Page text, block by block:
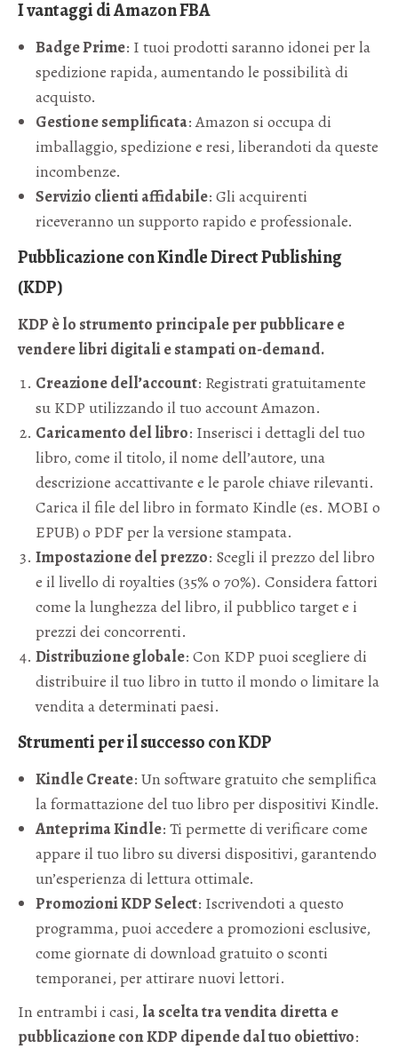
I vantaggi di Amazon FBA
Badge Prime: I tuoi prodotti saranno idonei per la
spedizione rapida, aumentando le possibilità di
acquisto.
Gestione semplificata: Amazon si occupa di
imballaggio, spedizione e resi, liberandoti da queste
incombenze.
Servizio clienti affidabile: Gli acquirenti
riceveranno un supporto rapido e professionale.
Pubblicazione con Kindle Direct Publishing
(KDP)
KDP è lo strumento principale per pubblicare e
vendere libri digitali e stampati on-demand.
Creazione dell’account: Registrati gratuitamente
su KDP utilizzando il tuo account Amazon.
Caricamento del libro: Inserisci i dettagli del tuo
libro, come il titolo, il nome dell’autore, una
descrizione accattivante e le parole chiave rilevanti.
Carica il file del libro in formato Kindle (es. MOBI o
EPUB) o PDF per la versione stampata.
Impostazione del prezzo: Scegli il prezzo del libro
e il livello di royalties (35% o 70%). Considera fattori
come la lunghezza del libro, il pubblico target e i
prezzi dei concorrenti.
Distribuzione globale: Con KDP puoi scegliere di
distribuire il tuo libro in tutto il mondo o limitare la
vendita a determinati paesi.
Strumenti per il successo con KDP
Kindle Create: Un software gratuito che semplifica
la formattazione del tuo libro per dispositivi Kindle.
Anteprima Kindle: Ti permette di verificare come
appare il tuo libro su diversi dispositivi, garantendo
un’esperienza di lettura ottimale.
Promozioni KDP Select: Iscrivendoti a questo
programma, puoi accedere a promozioni esclusive,
come giornate di download gratuito o sconti
temporanei, per attirare nuovi lettori.
In entrambi i casi, la scelta tra vendita diretta e
pubblicazione con KDP dipende dal tuo obiettivo: